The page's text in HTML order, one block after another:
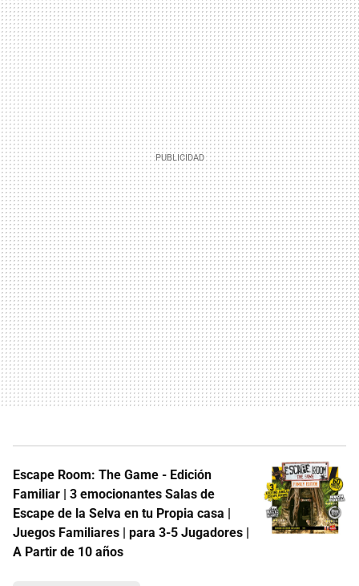
Escape Room: The Game - Edición
Familiar | 3 emocionantes Salas de
Escape de la Selva en tu Propia casa |
Juegos Familiares | para 3-5 Jugadores |
A Partir de 10 años